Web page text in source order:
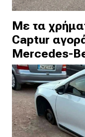
Με τα
Captur
Mercedes-